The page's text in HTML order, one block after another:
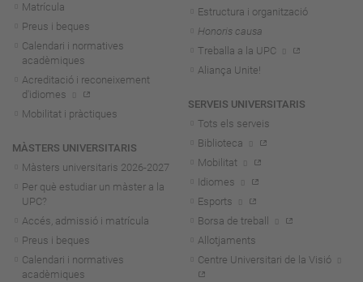
Matrícula
Preus i beques
Calendari i normatives
acadèmiques
Acreditació i reconeixement
d'idiomes
Mobilitat i pràctiques
MÀSTERS UNIVERSITARIS
Màsters universitaris 2026-2027
Per què estudiar un màster a la
UPC?
Accés, admissió i matrícula
Preus i beques
Calendari i normatives
acadèmiques
Estructura i organització
Honoris causa
Treballa a la UPC
Aliança Unite!
SERVEIS UNIVERSITARIS
Tots els serveis
Biblioteca
Mobilitat
Idiomes
Esports
Borsa de treball
Allotjaments
Centre Universitari de la Visió